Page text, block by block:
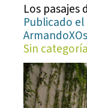
Los pasajes
Publicado
Sin categoría